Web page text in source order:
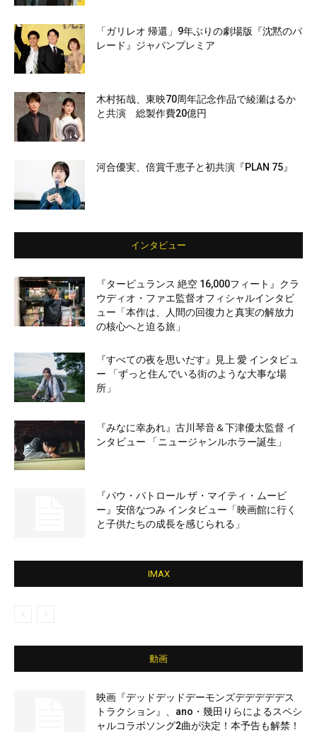
「ガリレオ 帰還」9年ぶりの劇場版『沈黙のパ
レード』ジャパンプレミア
木村拓哉、東映70周年記念作品で綾瀬はるか
と共演 総製作費20億円
河合優実、倍賞千恵子と初共演『PLAN 75』
インタビュー
『タービュランス 絶空 16,000フィート』クラ
ウディオ・ファエ監督オフィシャルインタビ
ュー「本作は、人間の回復力と真実の解放力
の核心へと迫る旅」
『すべての夜を思いだす』見上 愛 インタビュ
ー 「ずっと住んでいる街のような大事な場
所」
『みなに幸あれ』古川琴音＆下津優太監督 イ
ンタビュー 「ニュージャンルホラー誕生」
『パウ・パトロール ザ・マイティ・ムービ
ー』安倍なつみ インタビュー「映画館に行く
と子供たちの成長を感じられる」
IMAX
動画
映画『デッドデッドデーモンズデデデデデス
トラクション』、ano・幾田りらによるスペシ
ャルコラボソング2曲が決定！本予告も解禁！